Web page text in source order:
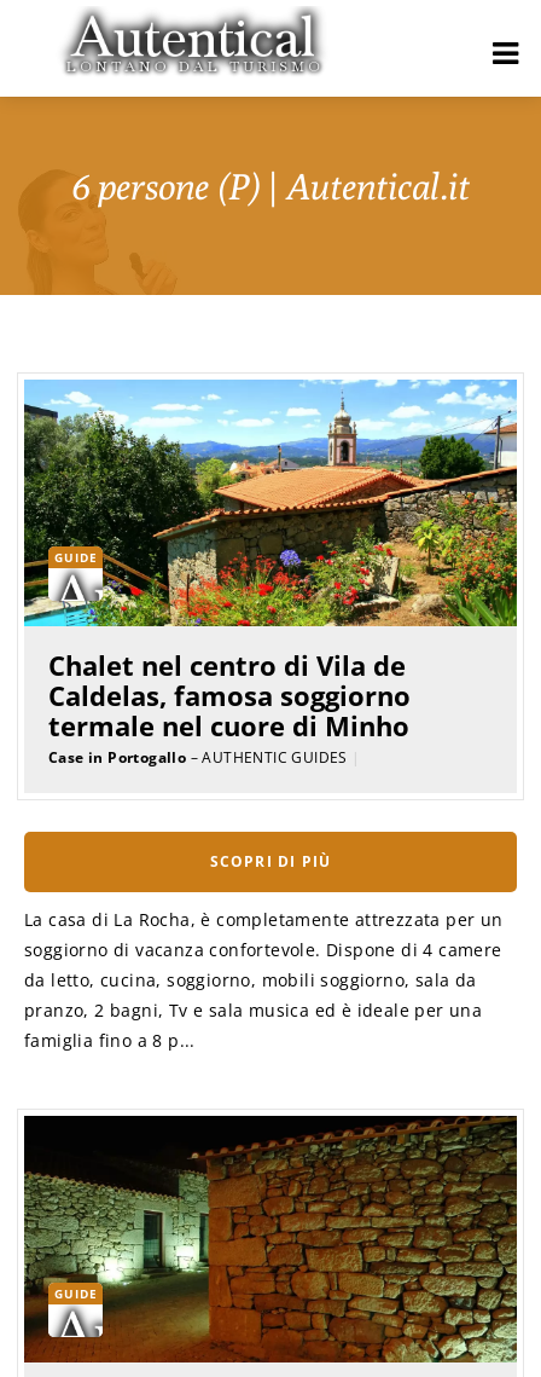
6 persone (P) | Autentical.it
GUIDE
Chalet nel centro di Vila de
Caldelas, famosa soggiorno
termale nel cuore di Minho
Case in Portogallo – AUTHENTIC GUIDES |
SCOPRI DI PIÙ
La casa di La Rocha, è completamente attrezzata per un
soggiorno di vacanza confortevole. Dispone di 4 camere
da letto, cucina, soggiorno, mobili soggiorno, sala da
pranzo, 2 bagni, Tv e sala musica ed è ideale per una
famiglia fino a 8 p...
GUIDE